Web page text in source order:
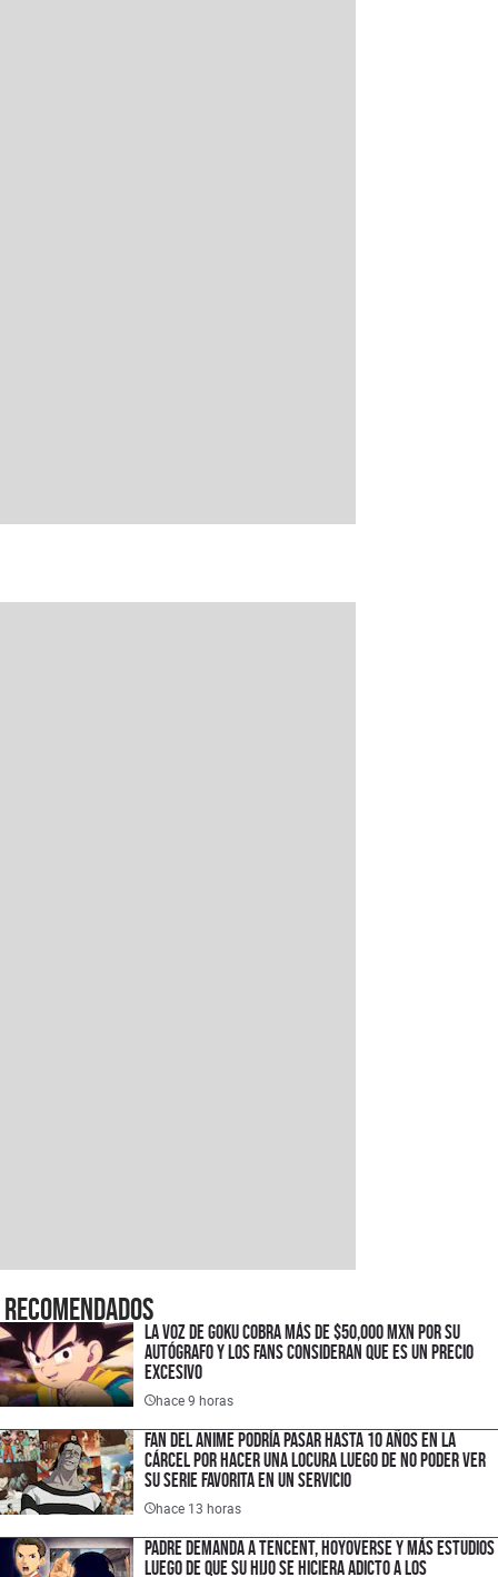
Recomendados
La voz de Goku cobra más de $50,000 MXN por su
autógrafo y los fans consideran que es un precio
excesivo
hace 9 horas
Fan del anime podría pasar hasta 10 años en la
cárcel por hacer una locura luego de no poder ver
su serie favorita en un servicio
hace 13 horas
Padre demanda a Tencent, HoyoVerse y más estudios
luego de que su hijo se hiciera adicto a los